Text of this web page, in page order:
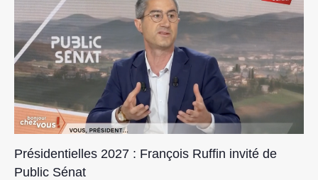
Présidentielles 2027 : François Ruffin invité de
Public Sénat